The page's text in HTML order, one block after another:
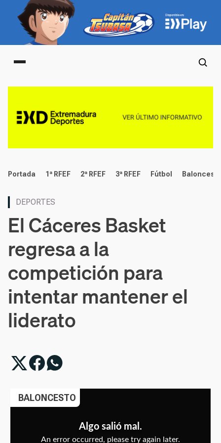
Main menu
deportes
Portada 1ª RFEF 2ª RFEF 3ª RFEF Fútbol Baloncesto
DEPORTES
El Cáceres Basket
regresa a la
competición para
intentar mantener el
liderato
BALONCESTO